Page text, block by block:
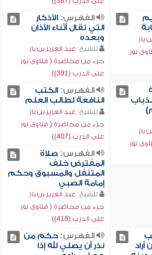
باز
نور
الفهرس:الأذكار
التي تقال أثناء الأذان
وبعده
للشيخ: عبد العزيز بن باز
جزء من محاضرة ( فتاوى نور
على الدرب (391))
باز
نور
الفهرس:الكتب
النافعة لطالب العلم
للشيخ: عبد العزيز بن باز
جزء من محاضرة ( فتاوى نور
على الدرب (407))
الفهرس: صلاة
المفترض خلف
المتنفل والمسبوق وحكم
إمامة الصبي
للشيخ: عبد العزيز بن باز
جزء من محاضرة ( فتاوى نور
على الدرب (418))
الفهرس:حكم من
نذر أن يصلي لله إذا